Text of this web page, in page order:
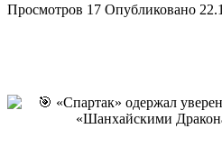
Просмотров 17 Опубликовано